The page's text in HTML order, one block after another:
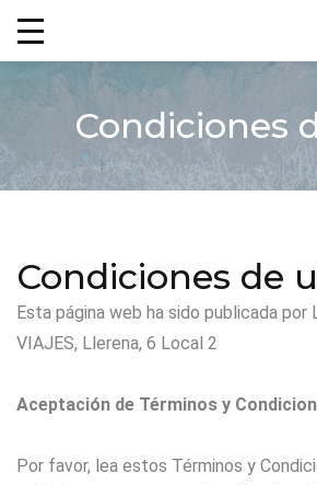
Condiciones
Condiciones de
Esta página web ha sido publicada por
VIAJES, Llerena, 6 Local 2
Aceptación de Términos y
Por favor, lea estos Términos y